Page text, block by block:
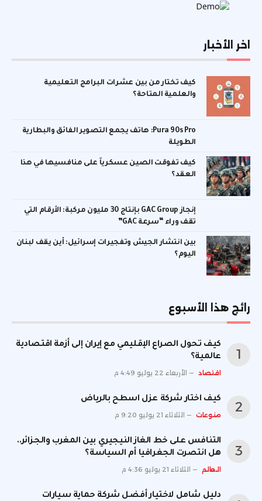
اخر الأخبار
كيف تختار من بين عشرات البرامج التعليمية
والعلمية المتاحة؟
Pura 90s Pro: هاتف يجمع التصوير الفائق والبطارية
الطويلة
كيف تفوقت الصين عسكرياً على منافسيها في هذا
العقد؟
إنجاز GAC Group بإنتاج 30 مليون مركبة: الأرقام التي
تقف وراء “سرعة GAC”
بين انتشار الجيش وتفجيرات إسرائيل: أين يقف لبنان
اليوم؟
رائج هذا الأسبوع
كيف تحول الصراع الإقليمي مع إيران إلى أزمة اقتصادية
عالمية؟
اقتصاد الأربعاء 22 يوليو 4:49 م
كيف اختار شركة عزل اسطح بالرياض
منوعات الثلاثاء 21 يوليو 9:20 م
التنافس على خط الغاز النيجيري بين المغرب والجزائر..
هل انتصرت الجغرافيا أم السياسة؟
العالم الثلاثاء 21 يوليو 4:36 م
دليل شامل لاختيار أفضل شركة حماية سيارات